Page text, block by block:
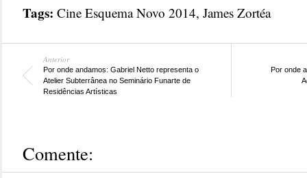
Tags: Cine Esquema Novo 2014, James Zortéa
Anterior
Por onde andamos: Gabriel Netto representa o
Atelier Subterrânea no Seminário Funarte de
Residências Artísticas
Por onde
Comente: